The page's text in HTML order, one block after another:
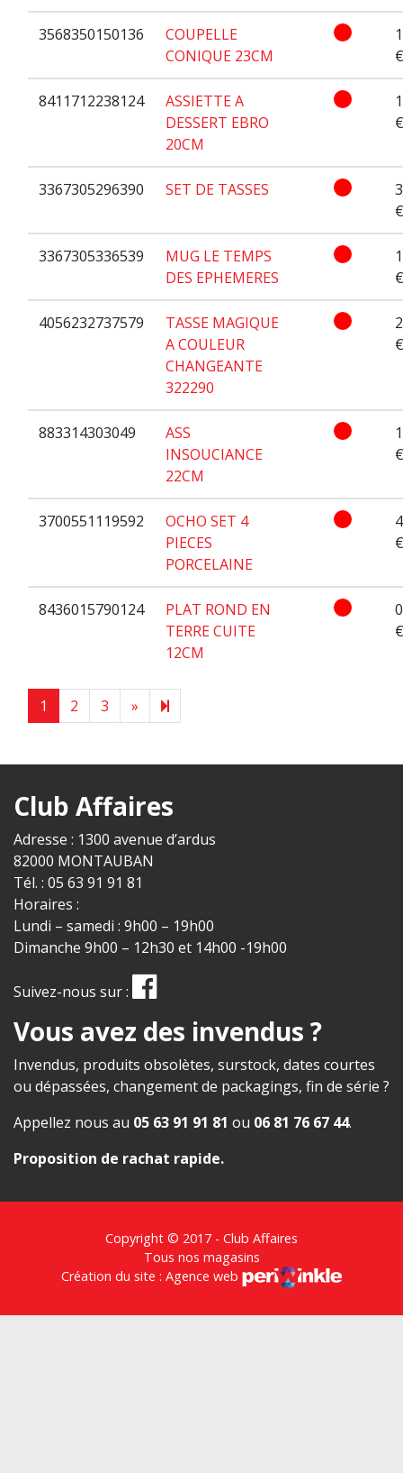
3568350150136
COUPELLE
CONIQUE 23CM
€
8411712238124
ASSIETTE A
DESSERT EBRO
20CM
€
3367305296390 SET DE TASSES
€
3367305336539
MUG LE TEMPS
DES EPHEMERES
€
4056232737579
TASSE MAGIQUE
A COULEUR
CHANGEANTE
322290
€
883314303049
ASS
INSOUCIANCE
22CM
€
3700551119592
OCHO SET 4
PIECES
PORCELAINE
€
8436015790124
PLAT ROND EN
TERRE CUITE
12CM
€
1 2 3 » Next page
7
Club Affaires
Adresse : 1300 avenue d’ardus
82000 MONTAUBAN
Tél. : 05 63 91 91 81
Horaires :
Lundi – samedi : 9h00 – 19h00
Dimanche 9h00 – 12h30 et 14h00 -19h00
Suivez-nous sur :
Vous avez des invendus ?
Invendus, produits obsolètes, surstock, dates courtes
ou dépassées, changement de packagings, fin de série ?
Appellez nous au 05 63 91 91 81 ou 06 81 76 67 44.
Proposition de rachat rapide.
Copyright © 2017 - Club Affaires
Tous nos magasins
Création du site : Agence web